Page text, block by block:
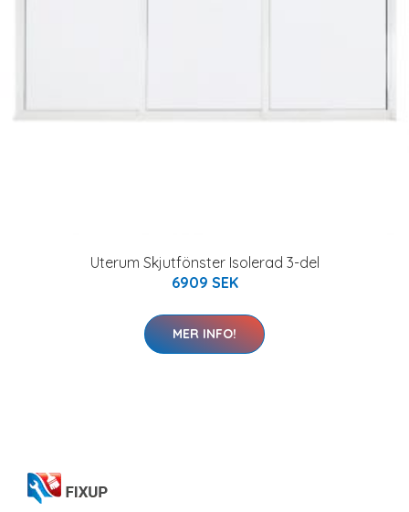
Uterum Skjutfönster Isolerad 3-del
6909 SEK
MER INFO!